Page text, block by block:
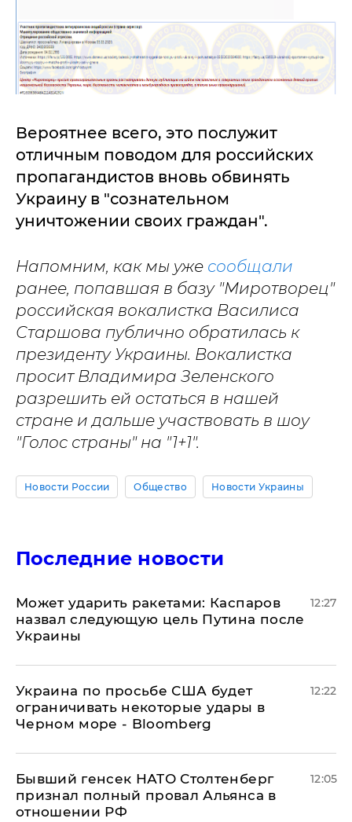
Вероятнее всего, это послужит
отличным поводом для российских
пропагандистов вновь обвинять
Украину в "сознательном
уничтожении своих граждан".
Напомним, как мы уже сообщали
ранее, попавшая в базу "Миротворец"
российская вокалистка Василиса
Старшова публично обратилась к
президенту Украины. Вокалистка
просит Владимира Зеленского
разрешить ей остаться в нашей
стране и дальше участвовать в шоу
"Голос страны" на "1+1".
Новости России Общество Новости Украины
Последние новости
Может ударить ракетами: Каспаров
назвал следующую цель Путина после
Украины
12:27
Украина по просьбе США будет
ограничивать некоторые удары в
Черном море - Bloomberg
12:22
Бывший генсек НАТО Столтенберг
признал полный провал Альянса в
отношении РФ
12:05